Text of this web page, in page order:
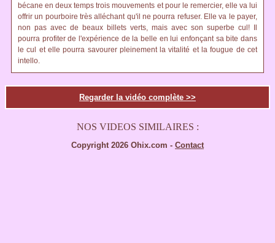
bécane en deux temps trois mouvements et pour le remercier, elle va lui
offrir un pourboire très alléchant qu'il ne pourra refuser. Elle va le payer,
non pas avec de beaux billets verts, mais avec son superbe cul! Il
pourra profiter de l'expérience de la belle en lui enfonçant sa bite dans
le cul et elle pourra savourer pleinement la vitalité et la fougue de cet
intello.
Regarder la vidéo complète >>
NOS VIDEOS SIMILAIRES :
Copyright 2026 Ohix.com - Contact